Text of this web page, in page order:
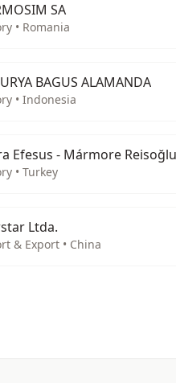
SA
• Romania
BAGUS ALAMANDA
• Indonesia
Efesus - Mármore Reisoğlu
• Turkey
Ltda.
& Export • China